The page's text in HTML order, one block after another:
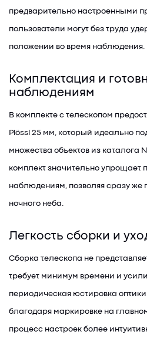
предварительно настроенными
пользователи могут без труда
положении во время наблюдения.
Комплектация и
наблюдениям
В комплекте с телескопом
Plössl 25 мм, который идеально
множества объектов из каталога
комплект значительно упрощает
наблюдениям, позволяя сразу же
ночного неба.
Легкость сборки и
Сборка телескопа не
требует минимум времени и
периодическая юстировка
благодаря маркировке на
процесс настроек более